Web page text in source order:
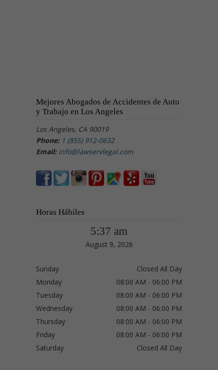
Mejores Abogados de Accidentes de Auto
y Trabajo en Los Angeles
Los Angeles, CA 90019
Phone: 1 (855) 912-0632
Email: info@lawservlegal.com
Horas Hábiles
5:37 am
August 9, 2026
Sunday
Closed All Day
Monday
08:00 AM - 06:00 PM
Tuesday
08:00 AM - 06:00 PM
Wednesday
08:00 AM - 06:00 PM
Thursday
08:00 AM - 06:00 PM
Friday
08:00 AM - 06:00 PM
Saturday
Closed All Day